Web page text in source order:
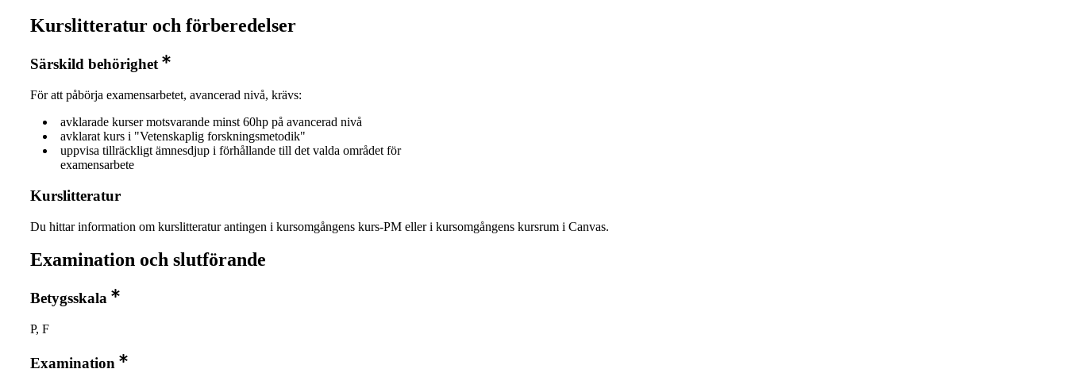
Kurslitteratur och förberedelser
Särskild behörighet
För att påbörja examensarbetet, avancerad nivå, krävs:
avklarade kurser motsvarande minst 60hp på avancerad nivå
avklarat kurs i "Vetenskaplig forskningsmetodik"
uppvisa tillräckligt ämnesdjup i förhållande till det valda området för
examensarbete
Kurslitteratur
Du hittar information om kurslitteratur antingen i kursomgångens kurs-PM eller i kursomgångens kursrum i Canvas.
Examination och slutförande
Betygsskala
P, F
Examination